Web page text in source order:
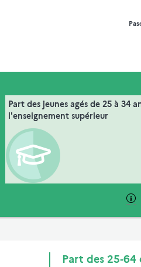
Part des jeunes agés de 25 à 34
l'enseignement supérieur
22. le niveau d'études de la
Insee (enquête Emploi),
Part des 25‑64